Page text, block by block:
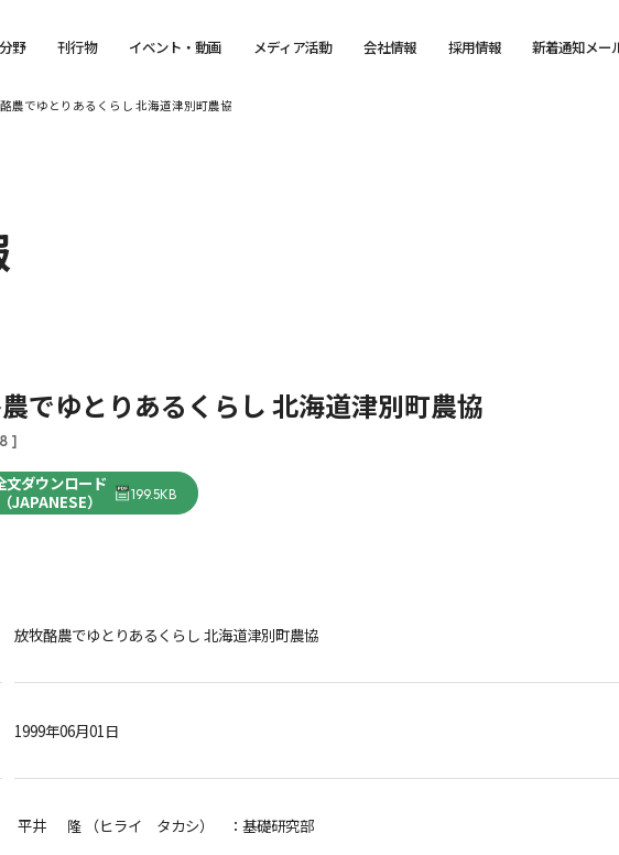
野 刊行物 イベント・動画 メディア活動 会社情報 採用情報 新着通知メー
農でゆとりあるくらし 北海道津別町農協
でゆとりあるくらし 北海道津別町農協
]
文ダウンロード
（JAPANESE）
199.5KB
放牧酪農でゆとりあるくらし 北海道津別町農協
1999年06月01日
平井 隆 （ヒライ タカシ） ：基礎研究部